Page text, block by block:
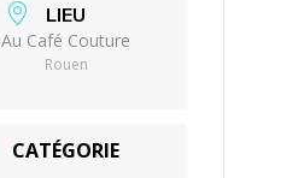
LIEU
Au Café Couture
Rouen
CATÉGORIE